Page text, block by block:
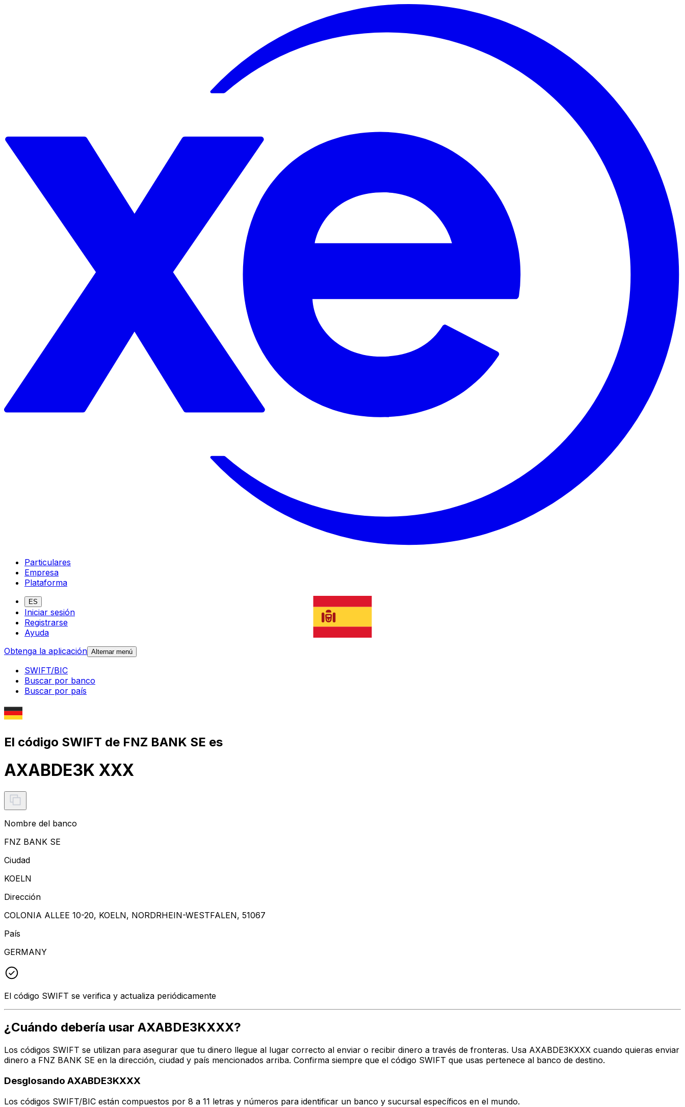
Particulares
Empresa
Plataforma
ES
Iniciar sesión
Registrarse
Ayuda
Obtenga la aplicación Alternar menú
SWIFT/BIC
Buscar por banco
Buscar por país
El código SWIFT de FNZ BANK SE es
AXABDE3K XXX
Nombre del banco
FNZ BANK SE
Ciudad
KOELN
Dirección
COLONIA ALLEE 10-20, KOELN, NORDRHEIN-WESTFALEN, 51067
País
GERMANY
El código SWIFT se verifica y actualiza periódicamente
¿Cuándo debería usar AXABDE3KXXX?
Los códigos SWIFT se utilizan para asegurar que tu dinero llegue al lugar correcto al enviar o recibir dinero a través de fronteras. Usa AXABDE3KXXX cuando quieras enviar
dinero a FNZ BANK SE en la dirección, ciudad y país mencionados arriba. Confirma siempre que el código SWIFT que usas pertenece al banco de destino.
Desglosando AXABDE3KXXX
Los códigos SWIFT/BIC están compuestos por 8 a 11 letras y números para identificar un banco y sucursal específicos en el mundo.